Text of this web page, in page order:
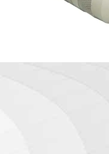
DIN 69893 (ISO
DIN2080-NT